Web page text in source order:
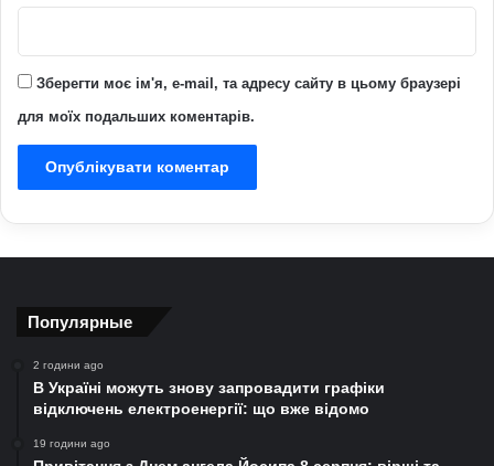
Зберегти моє ім'я, e-mail, та адресу сайту в цьому браузері
для моїх подальших коментарів.
Популярные
2 години ago
В Україні можуть знову запровадити графіки
відключень електроенергії: що вже відомо
19 години ago